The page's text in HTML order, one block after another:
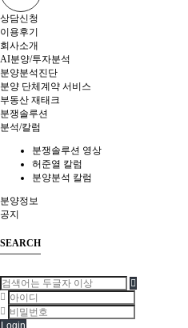
상담신청
이용후기
회사소개
AI분양/투자분석
분양분석진단
분양 단체계약 서비스
부동산 재태크
분쟁솔루션
분석/칼럼
분쟁솔루션 영상
허준열 칼럼
분양분석 칼럼
분양정보
공지
SEARCH